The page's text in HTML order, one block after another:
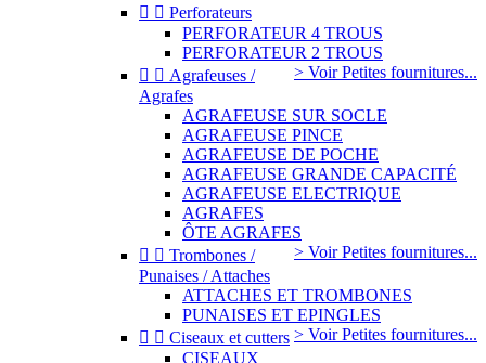
  Perforateurs
PERFORATEUR 4 TROUS
PERFORATEUR 2 TROUS
> Voir Petites fournitures...
  Agrafeuses /
Agrafes
AGRAFEUSE SUR SOCLE
AGRAFEUSE PINCE
AGRAFEUSE DE POCHE
AGRAFEUSE GRANDE CAPACITÉ
AGRAFEUSE ELECTRIQUE
AGRAFES
ÔTE AGRAFES
> Voir Petites fournitures...
  Trombones /
Punaises / Attaches
ATTACHES ET TROMBONES
PUNAISES ET EPINGLES
> Voir Petites fournitures...
  Ciseaux et cutters
CISEAUX